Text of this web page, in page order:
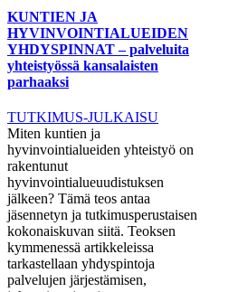
KUNTIEN JA
HYVINVOINTIALUEIDEN
YHDYSPINNAT – palveluita
yhteistyössä kansalaisten
parhaaksi
TUTKIMUS-JULKAISU
Miten kuntien ja
hyvinvointialueiden yhteistyö on
rakentunut
hyvinvointialueuudistuksen
jälkeen? Tämä teos antaa
jäsennetyn ja tutkimusperustaisen
kokonaiskuvan siitä. Teoksen
kymmenessä artikkeleissa
tarkastellaan yhdyspintoja
palvelujen järjestämisen,